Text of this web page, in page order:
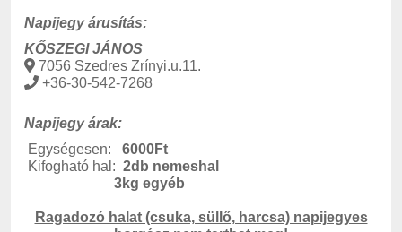
Napijegy árusítás:
KŐSZEGI JÁNOS
7056 Szedres Zrínyi.u.11.
+36-30-542-7268
Napijegy árak:
Egységesen: 6000Ft
Kifogható hal: 2db nemeshal
3kg egyéb
Ragadozó halat (csuka, süllő, harcsa) napijegyes